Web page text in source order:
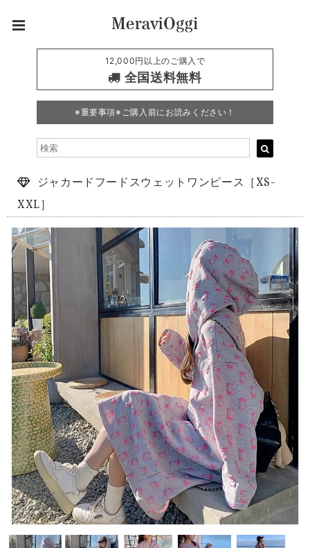
12,000円以上のご購入で
全国送料無料
※重要事項※ご購入前にお読みください！
ジャカードフードスウェットワンピース［XS-
XXL］